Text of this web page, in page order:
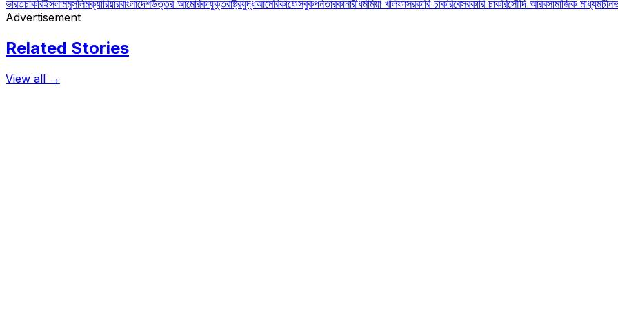
ভারতচাকরিইসলামমুসলিমক্যারিয়ারবাংলাদেশউত্তর আমেরিকাযুক্তরাষ্ট্রযুদ্ধআমেরিকাফেসবুকপর্নতারকানারীধর্মমিয়া খলিফাসরকারি চাকরিবেসরকারি চাকরিসৌদি আরবসামাজিক মাধ্যমচীন
Advertisement
Related Stories
View all →